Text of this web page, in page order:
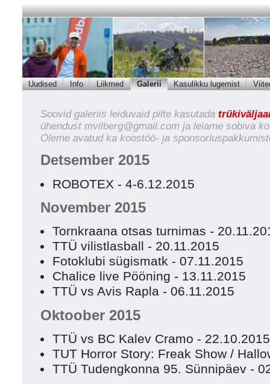
Uudised Info Liikmed Galerii Kasulikku lugemist
Soovid galeriis leiduvaid pilte kasutada
ühendust mvilberg@gmail.com ja leiame sobiva
Oleme avatud ka koostöö- ja
Detsember 2015
ROBOTEX - 4-6.12.2015
November 2015
Tornkraana otsas turnimas -
TTÜ vilistlasball - 20.11.2015
Fotoklubi sügismatk - 07.11.2015
Chalice live Pööning - 13.11.2015
TTÜ vs Avis Rapla - 06.11.2015
Oktoober 2015
TTÜ vs BC Kalev Cramo - 22.10.2015
TUT Horror Story: Freak Show /
TTÜ Tudengkonna 95. Sünnipäev -